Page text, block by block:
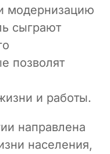
модернизацию
сыграют
позволят
и работы.
направлена
населения,